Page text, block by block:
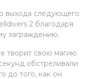
выхода следующего
2 благодаря
заграждению.
творит свою магию
обстреливали
до того, как он